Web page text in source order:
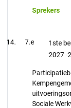
Sprekers
7.e
1ste
2027 -
Sociale